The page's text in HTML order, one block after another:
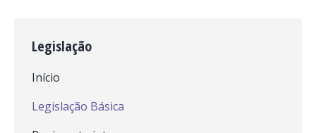
Legislação
Início
Legislação Básica